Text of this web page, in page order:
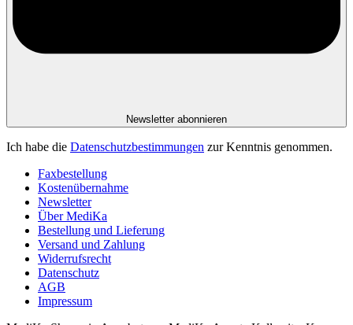
Newsletter abonnieren
Ich habe die Datenschutzbestimmungen zur Kenntnis genommen.
Faxbestellung
Kostenübernahme
Newsletter
Über MediKa
Bestellung und Lieferung
Versand und Zahlung
Widerrufsrecht
Datenschutz
AGB
Impressum